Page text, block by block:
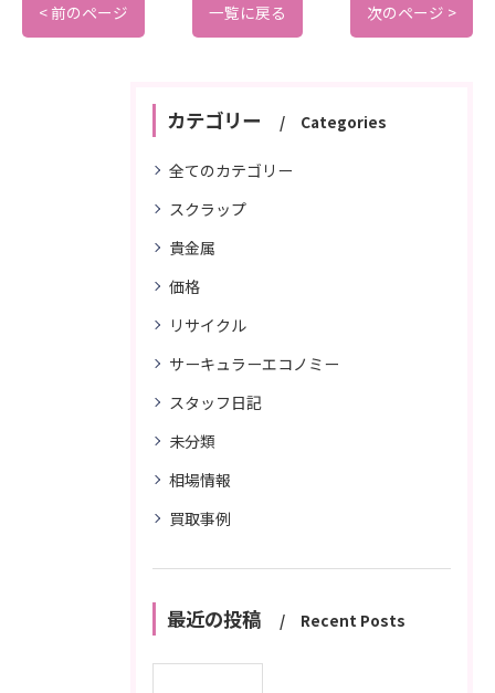
< 前のページ 一覧に戻る 次のページ >
カテゴリー Categories
全てのカテゴリー
スクラップ
貴金属
価格
リサイクル
サーキュラーエコノミー
スタッフ日記
未分類
相場情報
買取事例
最近の投稿 Recent Posts